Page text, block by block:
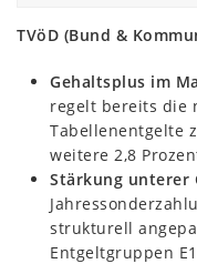
TVöD (Bund &
Gehaltsplus im
regelt bereits die
Tabellenentgelte
weitere 2,8
Stärkung unterer
strukturell
Entgeltgruppen